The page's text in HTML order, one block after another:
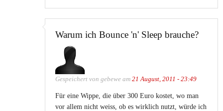
Warum ich Bounce 'n' Sleep brauche?
Gespeichert von gebewe am 21 August, 2011 - 23:49
Für eine Wippe, die über 300 Euro kostet, wo man
vor allem nicht weiss, ob es wirklich nutzt, würde ich